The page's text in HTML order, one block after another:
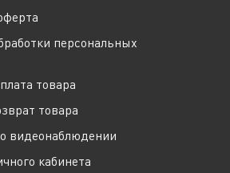
персональных
товара
товара
видеонаблюдении
кабинета